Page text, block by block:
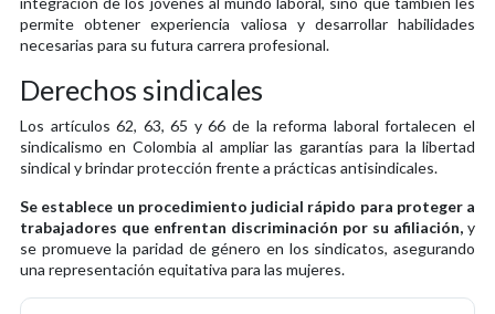
permite obtener experiencia valiosa y desarrollar habilidades
necesarias para su futura carrera profesional.
Derechos sindicales
Los artículos 62, 63, 65 y 66 de la reforma laboral fortalecen el
sindicalismo en Colombia al ampliar las garantías para la libertad
sindical y brindar protección frente a prácticas antisindicales.
Se establece un procedimiento judicial rápido para proteger a
trabajadores que enfrentan discriminación por su afiliación, y
se promueve la paridad de género en los sindicatos, asegurando
una representación equitativa para las mujeres.